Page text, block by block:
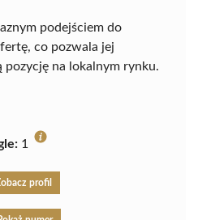
podejściem do
co pozwala jej
na lokalnym rynku.
1
profil